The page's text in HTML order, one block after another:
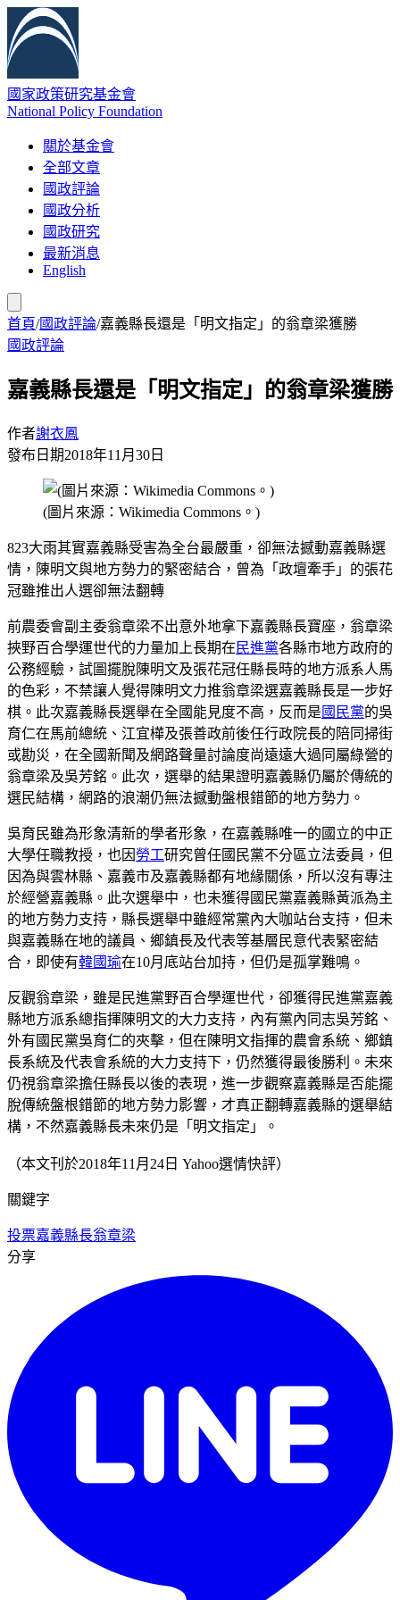
國家政策研究基金會
National Policy Foundation
關於基金會
全部文章
國政評論
國政分析
國政研究
最新消息
English
首頁/國政評論/嘉義縣長還是「明文指定」的翁章梁獲勝
國政評論
嘉義縣長還是「明文指定」的翁章梁獲勝
作者謝衣鳳
發布日期2018年11月30日
(圖片來源：Wikimedia Commons。)
823大雨其實嘉義縣受害為全台最嚴重，卻無法撼動嘉義縣選
情，陳明文與地方勢力的緊密結合，曾為「政壇牽手」的張花
冠雖推出人選卻無法翻轉
前農委會副主委翁章梁不出意外地拿下嘉義縣長寶座，翁章梁
挾野百合學運世代的力量加上長期在 民進黨各縣市地方政府的
公務經驗，試圖擺脫陳明文及張花冠任縣長時的地方派系人馬
的色彩，不禁讓人覺得陳明文力推翁章梁選嘉義縣長是一步好
棋。此次嘉義縣長選舉在全國能見度不高，反而是 國民黨的吳
育仁在馬前總統、江宜樺及張善政前後任行政院長的陪同掃街
或勘災，在全國新聞及網路聲量討論度尚遠遠大過同屬綠營的
翁章梁及吳芳銘。此次，選舉的結果證明嘉義縣仍屬於傳統的
選民結構，網路的浪潮仍無法撼動盤根錯節的地方勢力。
吳育民雖為形象清新的學者形象，在嘉義縣唯一的國立的中正
大學任職教授，也因 勞工研究曾任國民黨不分區立法委員，但
因為與雲林縣、嘉義市及嘉義縣都有地緣關係，所以沒有專注
於經營嘉義縣。此次選舉中，也未獲得國民黨嘉義縣黃派為主
的地方勢力支持，縣長選舉中雖經常黨內大咖站台支持，但未
與嘉義縣在地的議員、鄉鎮長及代表等基層民意代表緊密結
合，即使有韓國瑜在10月底站台加持，但仍是孤掌難鳴。
反觀翁章梁，雖是民進黨野百合學運世代，卻獲得民進黨嘉義
縣地方派系總指揮陳明文的大力支持，內有黨內同志吳芳銘、
外有國民黨吳育仁的夾擊，但在陳明文指揮的農會系統、鄉鎮
長系統及代表會系統的大力支持下，仍然獲得最後勝利。未來
仍視翁章梁擔任縣長以後的表現，進一步觀察嘉義縣是否能擺
脫傳統盤根錯節的地方勢力影響，才真正翻轉嘉義縣的選舉結
構，不然嘉義縣長未來仍是「明文指定」。
（本文刊於2018年11月24日 Yahoo選情快評）
關鍵字
投票嘉義縣長翁章梁
分享